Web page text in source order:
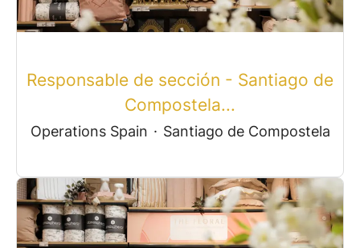
Responsable de sección - Santiago de
Compostela...
Operations Spain · Santiago de Compostela